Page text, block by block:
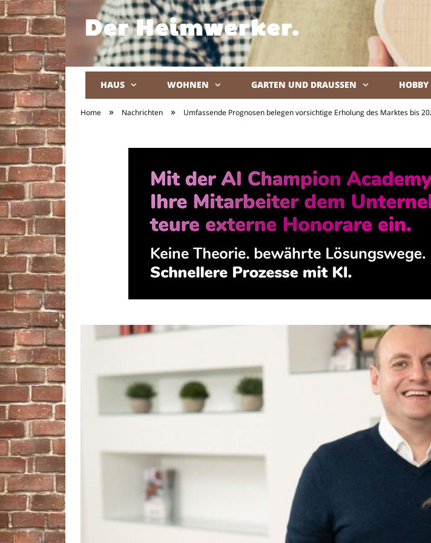
HAUS WOHNEN GARTEN UND DRAUSSEN HOBBY
Home » Nachrichten » Umfassende Prognosen belegen vorsichtige Erholung des Marktes bis